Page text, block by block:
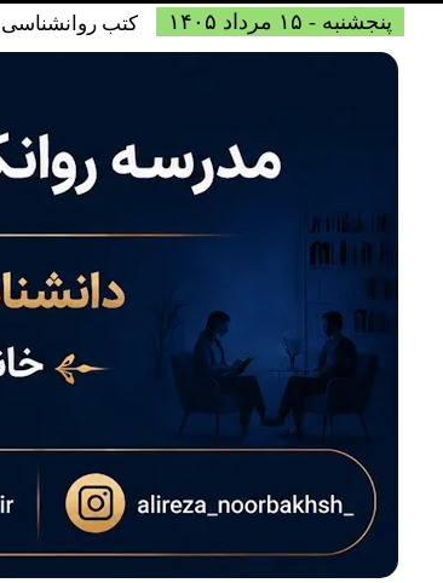
پنجشنبه - ۱۵ مرداد ۱۴۰۵ کتب روانشناسی